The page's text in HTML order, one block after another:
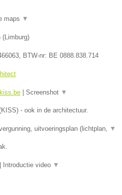
maps ▼
(Limburg)
, BTW-nr: BE 0888.838.714
Screenshot ▼
- ook in de architectuur.
uitvoeringsplan (lichtplan, ▼
Introductie video ▼